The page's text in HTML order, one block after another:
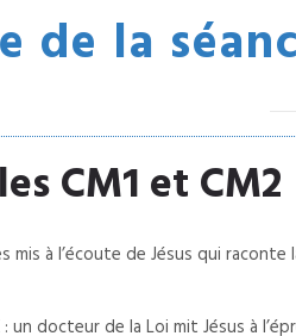
de la
CM1 et CM2
mis à l’écoute de Jésus qui raconte
: un docteur de la Loi mit Jésus à